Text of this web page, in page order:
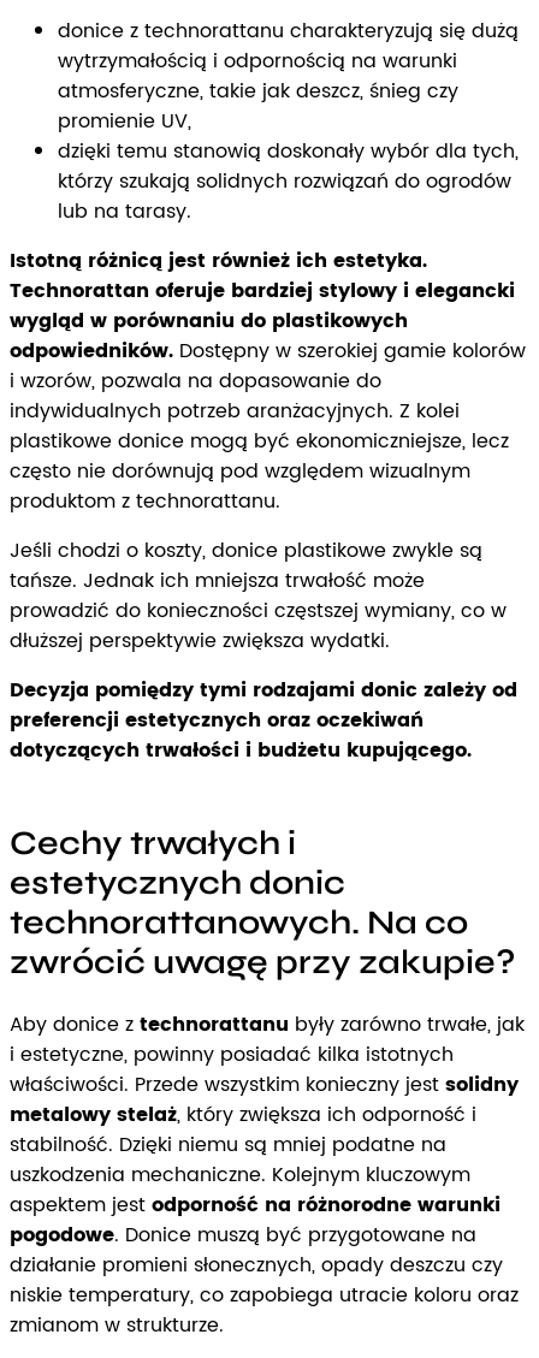
donice z technorattanu charakteryzują się dużą
wytrzymałością i odpornością na warunki
atmosferyczne, takie jak deszcz, śnieg czy
promienie UV,
dzięki temu stanowią doskonały wybór dla tych,
którzy szukają solidnych rozwiązań do ogrodów
lub na tarasy.
Istotną różnicą jest również ich estetyka.
Technorattan oferuje bardziej stylowy i elegancki
wygląd w porównaniu do plastikowych
odpowiedników. Dostępny w szerokiej gamie kolorów
i wzorów, pozwala na dopasowanie do
indywidualnych potrzeb aranżacyjnych. Z kolei
plastikowe donice mogą być ekonomiczniejsze, lecz
często nie dorównują pod względem wizualnym
produktom z technorattanu.
Jeśli chodzi o koszty, donice plastikowe zwykle są
tańsze. Jednak ich mniejsza trwałość może
prowadzić do konieczności częstszej wymiany, co w
dłuższej perspektywie zwiększa wydatki.
Decyzja pomiędzy tymi rodzajami donic zależy od
preferencji estetycznych oraz oczekiwań
dotyczących trwałości i budżetu kupującego.
Cechy trwałych i
estetycznych donic
technorattanowych. Na co
zwrócić uwagę przy zakupie?
Aby donice ztechnorattanu były zarówno trwałe, jak
i estetyczne, powinny posiadać kilka istotnych
właściwości. Przede wszystkim konieczny jestsolidny
metalowy stelaż, który zwiększa ich odporność i
stabilność. Dzięki niemu są mniej podatne na
uszkodzenia mechaniczne. Kolejnym kluczowym
aspektem jestodporność na różnorodne warunki
pogodowe. Donice muszą być przygotowane na
działanie promieni słonecznych, opady deszczu czy
niskie temperatury, co zapobiega utracie koloru oraz
zmianom w strukturze.